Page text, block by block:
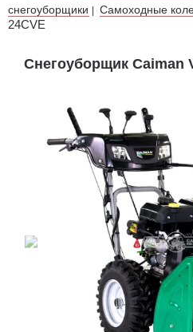
снегоуборщики | Самоходные
24CVE
Снегоуборщик Caiman